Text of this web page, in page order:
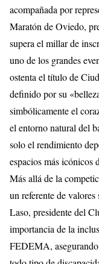
acompañada por
Maratón de Oviedo,
supera el millar de
uno de los grandes
ostenta el título de
definido por su
simbólicamente el
el entorno natural del
solo el rendimiento
espacios más icónicos
Más allá de la
un referente de
Laso, presidente del
importancia de la
FEDEMA,